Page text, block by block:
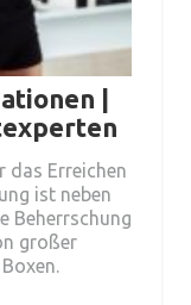
|
das Erreichen
ist neben
Beherrschung
großer